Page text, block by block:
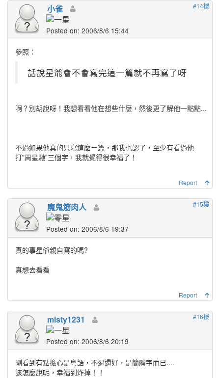
#14樓
小雀
Posted on: 2006/8/6 15:44
參照：
話說星爺會不會寫完這一篇就不再寫了呀
啊？別胡說呀！我想看看他在想些什麼，然後更了解他一點點...
不過如果他真的只寫這麼ㄧ篇，那我也認了，至少有看過他
打"周星馳"三個字，我就覺得很幸福了！
Report
#15樓
魔鬼筋肉人
Posted on: 2006/8/6 19:37
真的事星爺親自寫的嗎?
真想去看看
Report
#16樓
misty1231
Posted on: 2006/8/6 20:19
剛看到有點擔心是粵語，不過還好，是簡體字而已....
該怎麼說呢，幸福到炸掉！！